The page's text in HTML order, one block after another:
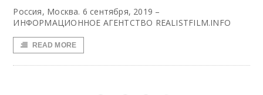
Россия, Москва. 6 сентября, 2019 –
ИНФОРМАЦИОННОЕ АГЕНТСТВО REALISTFILM.INFO
READ MORE